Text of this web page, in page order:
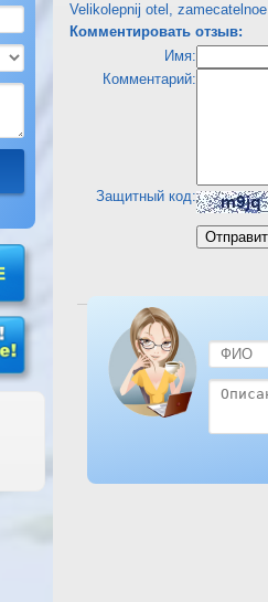
Velikolepnij otel,
Комментировать отзыв:
Имя:
Комментарий:
Защитный код:
Посмотреть отель